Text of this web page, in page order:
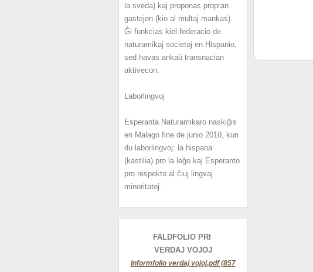
la sveda) kaj proponas propran
gastejon (kio al multaj mankas).
Ĝi funkcias kiel federacio de
naturamikaj societoj en Hispanio,
sed havas ankaŭ transnacian
aktivecon.
Laborlingvoj
Esperanta Naturamikaro naskiĝis
en Malago fine de junio 2010, kun
du laborlingvoj: la hispana
(kastilia) pro la leĝo kaj Esperanto
pro respekto al ĉiuj lingvaj
minoritatoj.
FALDFOLIO PRI
VERDAJ VOJOJ
Informfolio verdaj vojoj.pdf (857